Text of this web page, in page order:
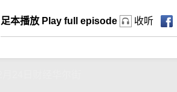
足本播放 Play full episode 收听